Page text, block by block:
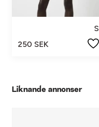
S
250 SEK
Liknande annonser